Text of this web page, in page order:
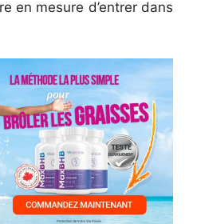
en mesure d’entrer dans